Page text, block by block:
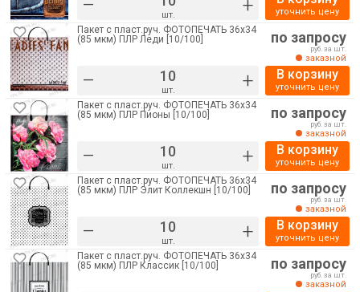
– шт. + уточнить цену
Пакет с пласт.руч. ФОТОПЕЧАТЬ 36х34
(85 мкм) ПЛР Леди [10/100]
– шт. +
по запросу
руб. за шт.
заказной
В корзину
уточнить цену
Пакет с пласт.руч. ФОТОПЕЧАТЬ 36х34
(85 мкм) ПЛР Пионы [10/100]
– шт. +
по запросу
руб. за шт.
заказной
В корзину
уточнить цену
Пакет с пласт.руч. ФОТОПЕЧАТЬ 36х34
(85 мкм) ПЛР Элит Коллекшн [10/100]
– шт. +
по запросу
руб. за шт.
заказной
В корзину
уточнить цену
Пакет с пласт.руч. ФОТОПЕЧАТЬ 36х34
(85 мкм) ПЛР Классик [10/100]
по запросу
руб. за шт.
заказной